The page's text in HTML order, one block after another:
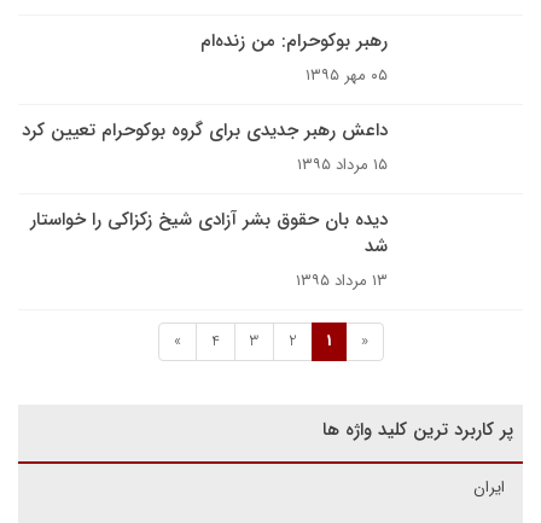
رهبر بوکوحرام: من زنده‌ام
۰۵ مهر ۱۳۹۵
داعش رهبر جدیدی برای گروه بوکوحرام تعیین کرد
۱۵ مرداد ۱۳۹۵
دیده بان حقوق بشر آزادی شیخ زکزاکی را خواستار
شد
۱۳ مرداد ۱۳۹۵
«
1
2
3
4
»
پر کاربرد ترین کلید واژه ها
ایران